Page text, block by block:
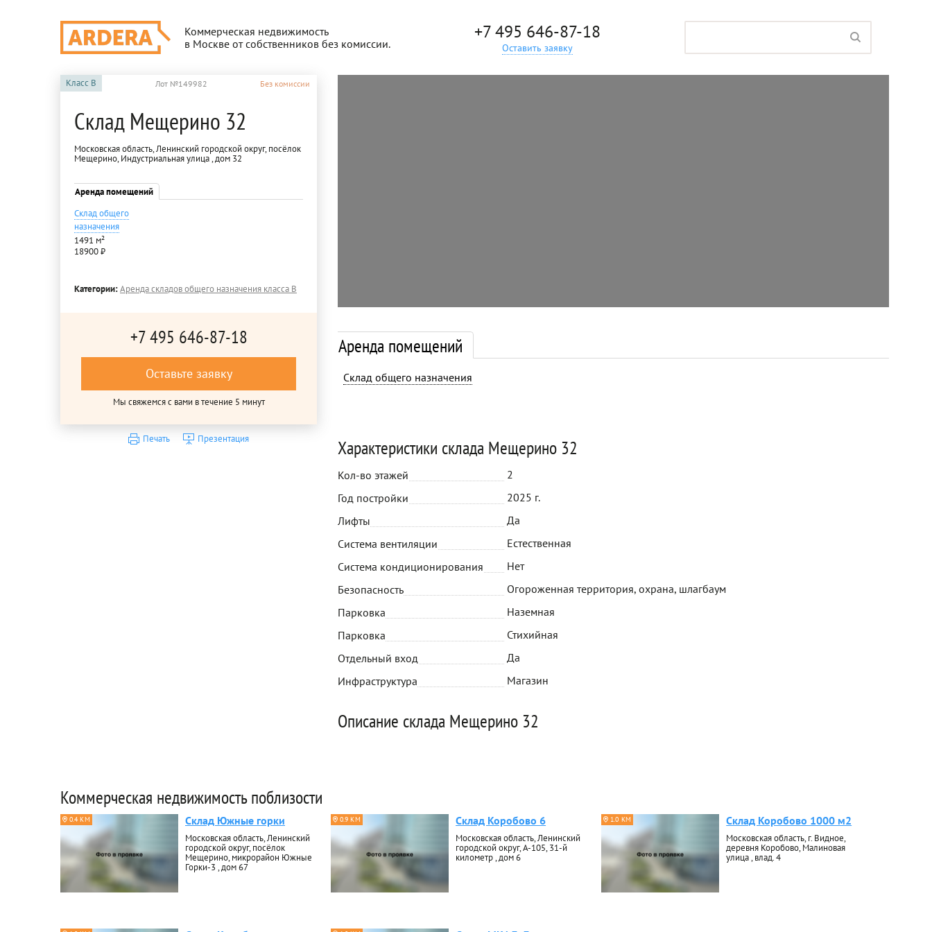
Коммерческая недвижимость
в Москве от собственников без комиссии.
+7 495 646-87-18
Оставить заявку
Класс B Лот №149982 Без комиссии
Склад Мещерино 32
Московская область, Ленинский городской округ, посёлок
Мещерино, Индустриальная улица , дом 32
Аренда помещений
Склад общего
назначения
1491 м²
18900 ₽
Категории:Аренда складов общего назначения класса B
+7 495 646-87-18
Оставьте заявку
Мы свяжемся с вами в течение 5 минут
Печать Презентация
Аренда помещений
Склад общего назначения
Характеристики склада Мещерино 32
Кол-во этажей
2
Год постройки
2025 г.
Лифты
Да
Система вентиляции
Естественная
Система кондиционирования
Нет
Безопасность
Огороженная территория, охрана, шлагбаум
Парковка
Наземная
Парковка
Стихийная
Отдельный вход
Да
Инфраструктура
Магазин
Описание склада Мещерино 32
Коммерческая недвижимость поблизости
0.4 КМ Склад Южные горки
Московская область, Ленинский
городской округ, посёлок
Мещерино, микрорайон Южные
Горки-3 , дом 67
0.9 КМ Склад Коробово 6
Московская область, Ленинский
городской округ, А-105, 31-й
километр , дом 6
1.0 КМ Склад Коробово 1000 м2
Московская область, г. Видное,
деревня Коробово, Малиновая
улица , влад. 4